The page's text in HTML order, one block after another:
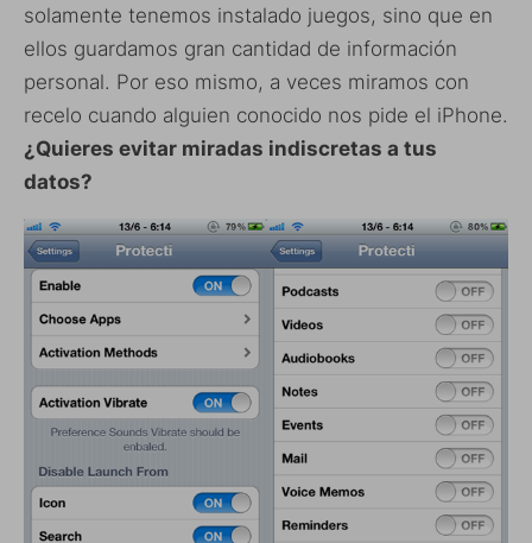
solamente tenemos instalado juegos, sino que en
ellos guardamos gran cantidad de información
personal. Por eso mismo, a veces miramos con
recelo cuando alguien conocido nos pide el iPhone.
¿Quieres evitar miradas indiscretas a tus
datos?